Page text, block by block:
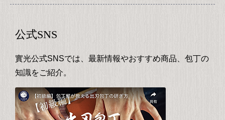
公式SNS
實光公式SNSでは、最新情報やおすすめ商品、包丁の
知識をご紹介。